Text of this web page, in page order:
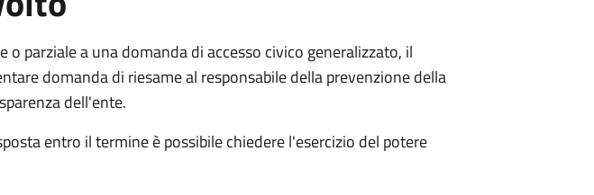
o parziale a una domanda di accesso civico generalizzato, il
domanda di riesame al responsabile della prevenzione della
dell'ente.
entro il termine è possibile chiedere l'esercizio del potere